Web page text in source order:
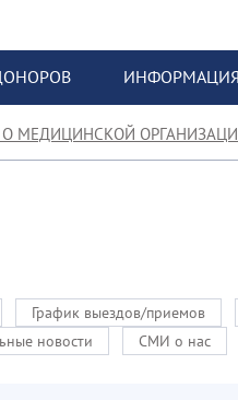
МЕДИЦИНСКОЙ
График выездов/приемов
новости СМИ о нас